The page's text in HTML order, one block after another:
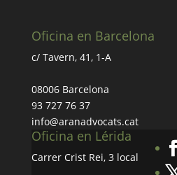
Oficina en Barcelona
c/ Tavern, 41, 1-A
08006 Barcelona
93 727 76 37
info@aranadvocats.cat
Oficina en Lérida
Carrer Crist Rei, 3 local